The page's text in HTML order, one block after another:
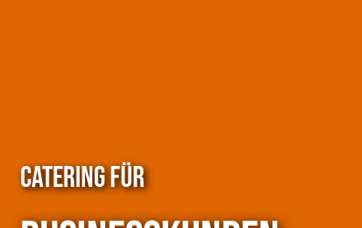
CATERING FÜR